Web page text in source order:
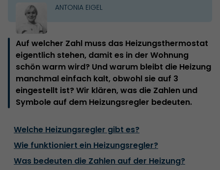
ANTONIA EIGEL
Auf welcher Zahl muss das Heizungsthermostat
eigentlich stehen, damit es in der Wohnung
schön warm wird? Und warum bleibt die Heizung
manchmal einfach kalt, obwohl sie auf 3
eingestellt ist? Wir klären, was die Zahlen und
Symbole auf dem Heizungsregler bedeuten.
Welche Heizungsregler gibt es?
Wie funktioniert ein Heizungsregler?
Was bedeuten die Zahlen auf der Heizung?